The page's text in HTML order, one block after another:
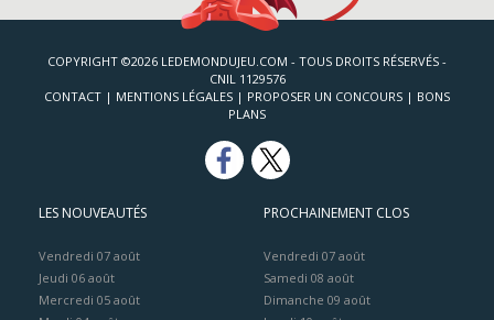
COPYRIGHT ©2026 LEDEMONDUJEU.COM - TOUS DROITS RÉSERVÉS -
CNIL 1129576
CONTACT | MENTIONS LÉGALES | PROPOSER UN CONCOURS | BONS
PLANS
LES NOUVEAUTÉS
Vendredi 07 août
Jeudi 06 août
Mercredi 05 août
PROCHAINEMENT CLOS
Vendredi 07 août
Samedi 08 août
Dimanche 09 août